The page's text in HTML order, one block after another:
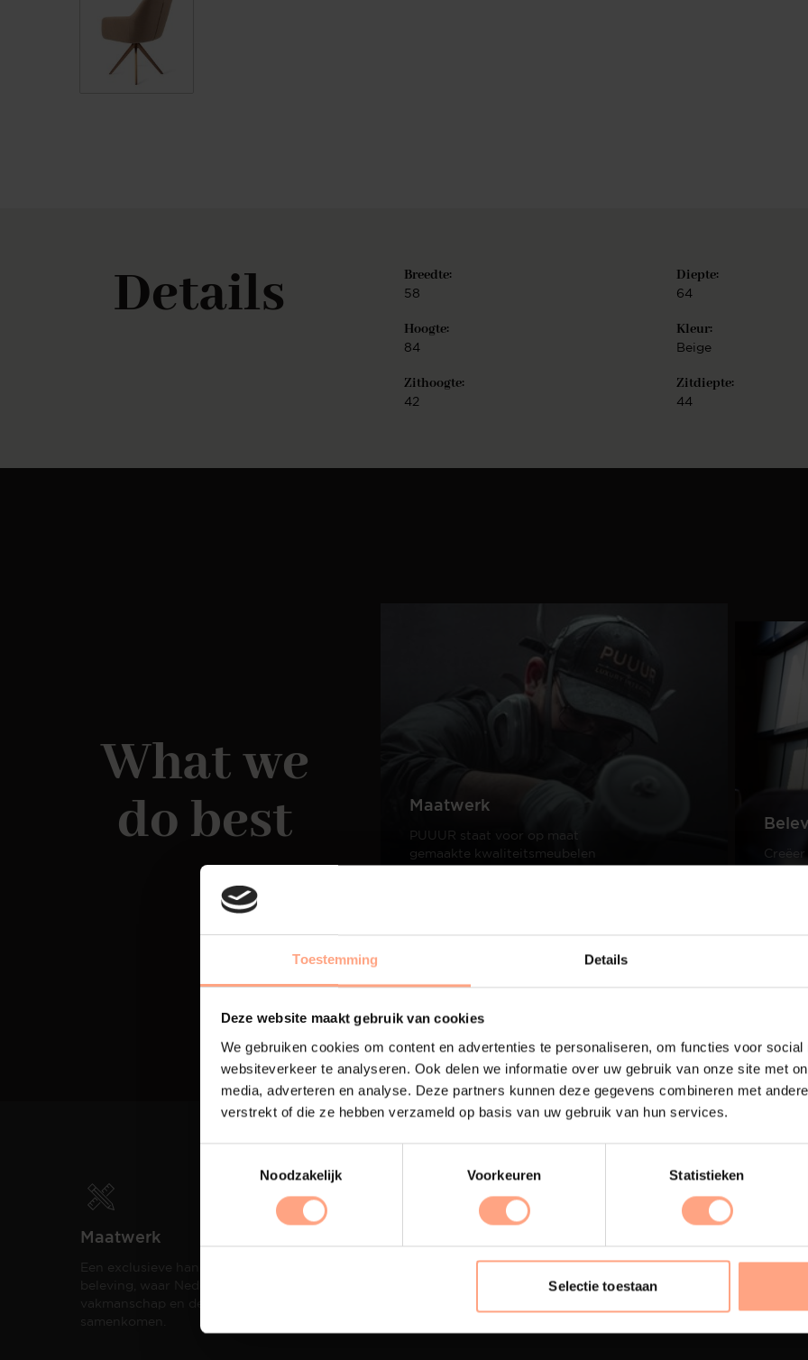
Toestemming Details
Deze website maakt gebruik van cookies
We gebruiken cookies om content en advertenties te personaliseren, om functies voor social
websiteverkeer te analyseren. Ook delen we informatie over uw gebruik van onze site met
media, adverteren en analyse. Deze partners kunnen deze gegevens combineren met
verstrekt of die ze hebben verzameld op basis van uw gebruik van hun services.
Noodzakelijk Voorkeuren Statistieken
Selectie toestaan
Details Breedte:
58
Diepte:
64
Hoogte:
84
Kleur:
Beige
Zithoogte:
42
Zitdiepte:
44
What we
do best
Maatwerk
PUUUR staat voor op maat
gemaakte kwaliteitsmeubelen
Maatwerk
Een exclusieve handgemaakte
beleving, waar Nederlands
vakmanschap en design
samenkomen.
De meubelen worden in onze
eigen spuiterij afgewerkt met
PUUUR biedt volledige
ontzorging van eerste